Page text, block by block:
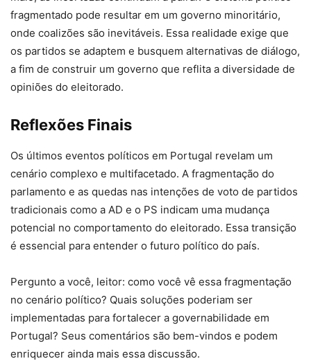
fragmentado pode resultar em um governo minoritário,
onde coalizões são inevitáveis. Essa realidade exige que
os partidos se adaptem e busquem alternativas de diálogo,
a fim de construir um governo que reflita a diversidade de
opiniões do eleitorado.
Reflexões Finais
Os últimos eventos políticos em Portugal revelam um
cenário complexo e multifacetado. A fragmentação do
parlamento e as quedas nas intenções de voto de partidos
tradicionais como a AD e o PS indicam uma mudança
potencial no comportamento do eleitorado. Essa transição
é essencial para entender o futuro político do país.
Pergunto a você, leitor: como você vê essa fragmentação
no cenário político? Quais soluções poderiam ser
implementadas para fortalecer a governabilidade em
Portugal? Seus comentários são bem-vindos e podem
enriquecer ainda mais essa discussão.